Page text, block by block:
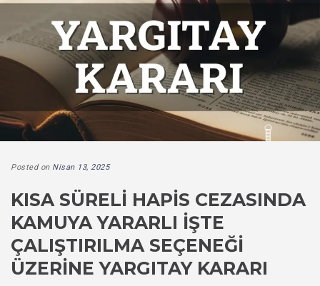
Posted on Nisan 13, 2025
KISA SÜRELI HAPIS CEZASINDA
KAMUYA YARARLI İŞTE
ÇALIŞTIRILMA SEÇENEĞI
ÜZERINE YARGITAY KARARI